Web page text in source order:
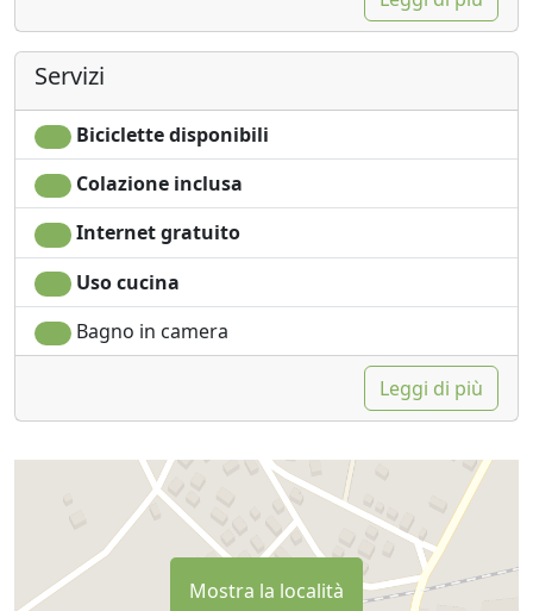
Servizi
Biciclette disponibili
Colazione inclusa
Internet gratuito
Uso cucina
Bagno in camera
Leggi di più
Mostra la località